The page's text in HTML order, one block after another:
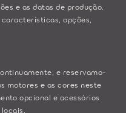
e as datas de produção.
opções,
e reservamo-
motores e as cores neste
opcional e acessórios